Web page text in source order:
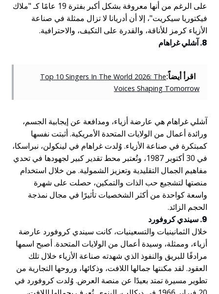
على الرغم من أنها معروفة بشكل أكبر بفترة 19 عامًا كـ "ملاك
فيكتوريا سيكريت"، إلا أن أدريانا لا تزال ممثلة في صناعة
الأزياء كرمز للأناقة، والقدرة على التكيف، والاحترافية.
8. آشلي غراهام
اقرأ أيضاً:Top 10 Singers In The World 2026: The
Voices Shaping Tomorrow
آشلي غراهام هي عارضة أزياء، ومدافعة عن إيجابية الجسم،
ورائدة أعمال من الولايات المتحدة الأمريكية. أثبتت نفسها
كمبتكرة في صناعة الأزياء. وُلدت غراهام في لينكولن، نبراسكا،
في 30 أكتوبر 1987، وتُعتبر محط تقدير كبير لجهودها في تحدي
مفاهيم الجمال التقليدية وتعزيز الشمولية. من خلال استخدام
منصتها لتشجيع حب الذات والتمكين، حصلت على شهرة
واسعة كواحدة من أكثر الشخصيات تأثيرًا في مجال نمذجة
الحجم الزائد.
9. سيندي كروفورد
خلال الثمانينيات والتسعينيات، كانت سيندي كروفورد عارضة
أزياء، وممثلة، وسيدة أعمال من الولايات المتحدة. أصبح اسمها
مرادفًا للبريق والنفوذ الذي شهدته صناعة الأزياء خلال تلك
العقود. لقد مكنتها جمالها اللافت، وذكائها، وروحها التجارية من
تطوير مسيرة تمتد بعيدًا عن منصة العرض. وُلدت كروفورد في